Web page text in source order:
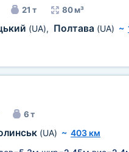
21 т 80 м³
(UA), Полтава (UA) ~
6 т
(UA) ~ 403 км